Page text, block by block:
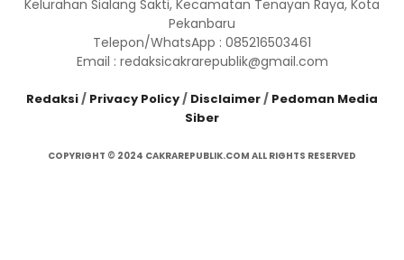
Kelurahan Sialang Sakti, Kecamatan Tenayan Raya, Kota
Pekanbaru
Telepon/WhatsApp : 085216503461
Email : redaksicakrarepublik@gmail.com
Redaksi/ Privacy Policy/ Disclaimer/ Pedoman Media
Siber
COPYRIGHT © 2024 CAKRAREPUBLIK.COM ALL RIGHTS RESERVED